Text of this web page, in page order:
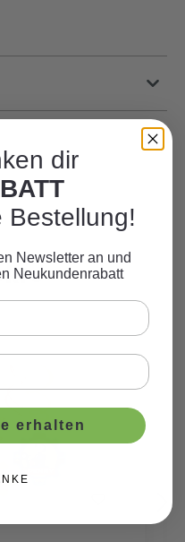
dir
Bestellung!
Newsletter an und
Neukundenrabatt
erhalten